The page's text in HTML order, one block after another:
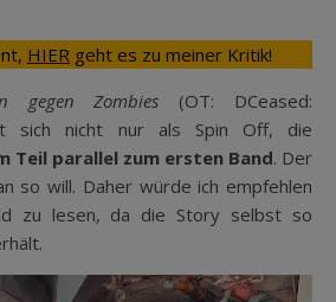
HIER geht es zu meiner Kritik!
gegen Zombies (OT: DCeased:
sich nicht nur als Spin Off, die
Teil parallel zum ersten Band. Der
so will. Daher würde ich empfehlen
zu lesen, da die Story selbst so